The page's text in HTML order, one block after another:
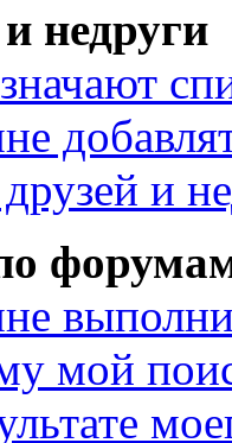
недруги
и
мой